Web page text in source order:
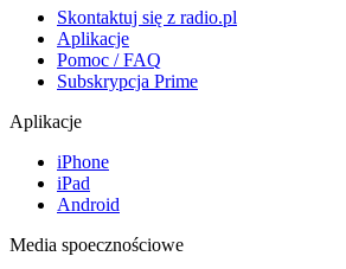
Skontaktuj się z radio.pl
Aplikacje
Pomoc / FAQ
Subskrypcja Prime
Aplikacje
iPhone
iPad
Android
Media spoecznościowe